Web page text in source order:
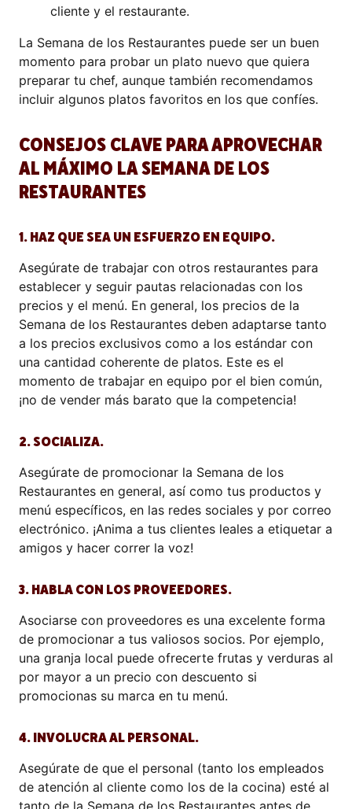
cliente y el restaurante.
La Semana de los Restaurantes puede ser un buen
momento para probar un plato nuevo que quiera
preparar tu chef, aunque también recomendamos
incluir algunos platos favoritos en los que confíes.
CONSEJOS CLAVE PARA APROVECHAR
AL MÁXIMO LA SEMANA DE LOS
RESTAURANTES
1. HAZ QUE SEA UN ESFUERZO EN EQUIPO.
Asegúrate de trabajar con otros restaurantes para
establecer y seguir pautas relacionadas con los
precios y el menú. En general, los precios de la
Semana de los Restaurantes deben adaptarse tanto
a los precios exclusivos como a los estándar con
una cantidad coherente de platos. Este es el
momento de trabajar en equipo por el bien común,
¡no de vender más barato que la competencia!
2. SOCIALIZA.
Asegúrate de promocionar la Semana de los
Restaurantes en general, así como tus productos y
menú específicos, en las redes sociales y por correo
electrónico. ¡Anima a tus clientes leales a etiquetar a
amigos y hacer correr la voz!
3. HABLA CON LOS PROVEEDORES.
Asociarse con proveedores es una excelente forma
de promocionar a tus valiosos socios. Por ejemplo,
una granja local puede ofrecerte frutas y verduras al
por mayor a un precio con descuento si
promocionas su marca en tu menú.
4. INVOLUCRA AL PERSONAL.
Asegúrate de que el personal (tanto los empleados
de atención al cliente como los de la cocina) esté al
tanto de la Semana de los Restaurantes antes de